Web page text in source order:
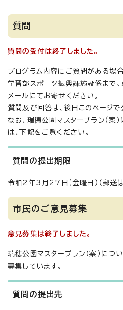
質問
質問の受付は終了しました。
プログラム内容にご質問がある場
学習部スポーツ振興課施設係まで、
メールにてお寄せください。
質問及び回答は、後日このページで
なお、瑞穂公園マスタープラン（案
は、下記をご覧ください。
質問の提出期限
令和2年3月27日（金曜日）（郵送
市民のご意見募集
意見募集は終了しました。
瑞穂公園マスタープラン（案）につ
募集しています。
質問の提出先